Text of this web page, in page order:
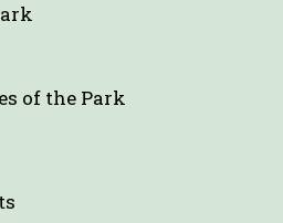
of the Park